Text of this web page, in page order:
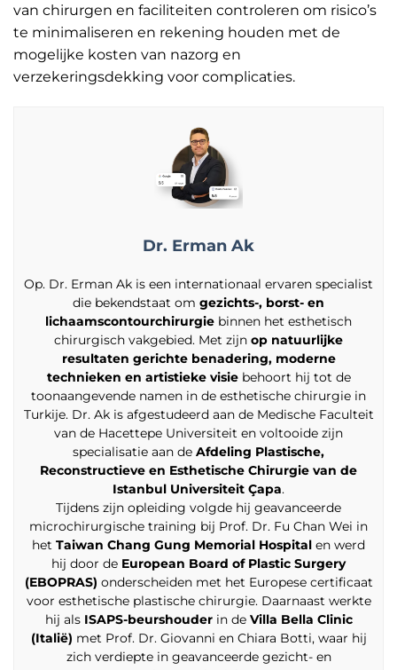
van chirurgen en faciliteiten controleren om risico’s
te minimaliseren en rekening houden met de
mogelijke kosten van nazorg en
verzekeringsdekking voor complicaties.
Dr. Erman Ak
Op. Dr. Erman Ak is een internationaal ervaren specialist
die bekendstaat om gezichts-, borst- en
lichaamscontourchirurgie binnen het esthetisch
chirurgisch vakgebied. Met zijn op natuurlijke
resultaten gerichte benadering, moderne
technieken en artistieke visiebehoort hij tot de
toonaangevende namen in de esthetische chirurgie in
Turkije. Dr. Ak is afgestudeerd aan de Medische Faculteit
van de Hacettepe Universiteit en voltooide zijn
specialisatie aan de Afdeling Plastische,
Reconstructieve en Esthetische Chirurgie van de
Istanbul Universiteit Çapa.
Tijdens zijn opleiding volgde hij geavanceerde
microchirurgische training bij Prof. Dr. Fu Chan Wei in
het Taiwan Chang Gung Memorial Hospital en werd
hij door de European Board of Plastic Surgery
(EBOPRAS) onderscheiden met het Europese certificaat
voor esthetische plastische chirurgie. Daarnaast werkte
hij als ISAPS-beurshouderin de Villa Bella Clinic
(Italië) met Prof. Dr. Giovanni en Chiara Botti, waar hij
zich verdiepte in geavanceerde gezicht- en